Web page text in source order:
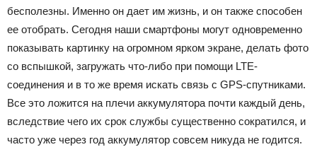
бесполезны. Именно он дает им жизнь, и он также способен
ее отобрать. Сегодня наши смартфоны могут одновременно
показывать картинку на огромном ярком экране, делать фото
со вспышкой, загружать что-либо при помощи LTE-
соединения и в то же время искать связь с GPS-спутниками.
Все это ложится на плечи аккумулятора почти каждый день,
вследствие чего их срок службы существенно сократился, и
часто уже через год аккумулятор совсем никуда не годится.